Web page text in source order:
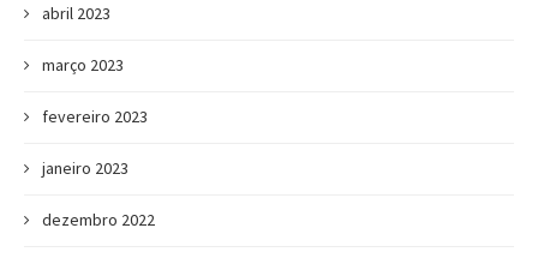
abril 2023
março 2023
fevereiro 2023
janeiro 2023
dezembro 2022